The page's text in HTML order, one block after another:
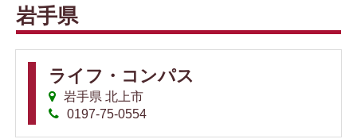
岩手県
ライフ・コンパス
岩手県 北上市
0197-75-0554